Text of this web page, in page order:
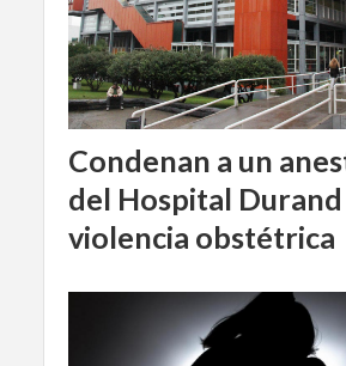
Condenan a un
del Hospital
violencia obstétrica